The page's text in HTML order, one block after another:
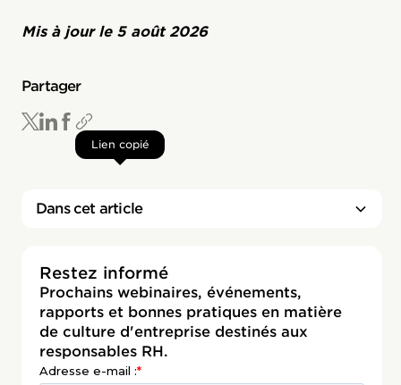
Mis à jour le 5 août 2026
Partager
Lien copié
Dans cet article
Restez informé
Prochains webinaires, événements,
rapports et bonnes pratiques en matière
de culture d'entreprise destinés aux
responsables RH.